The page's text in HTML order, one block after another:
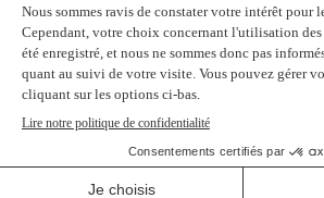
W2312A -
jaune